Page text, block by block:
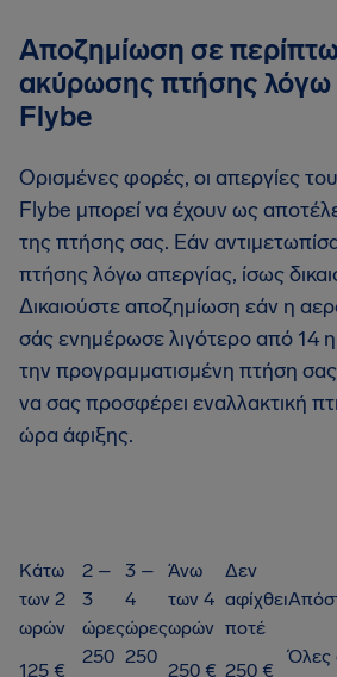
Αποζημίωση σε
ακύρωσης πτήσης λόγω
Flybe
Ορισμένες φορές, οι απεργίες
Flybe μπορεί να έχουν ως
της πτήσης σας. Εάν
πτήσης λόγω απεργίας, ίσως
Δικαιούστε αποζημίωση εάν η
σάς ενημέρωσε λιγότερο από 14
την προγραμματισμένη πτήση
να σας προσφέρει εναλλακτική
ώρα άφιξης.
Κάτω
των 2
ωρών
2 –
3
ώρες
3 –
4
ώρες
Άνω
των 4
ωρών
Δεν
αφίχθει
ποτέ
125 €
250 250
250 € 250 €
Όλες